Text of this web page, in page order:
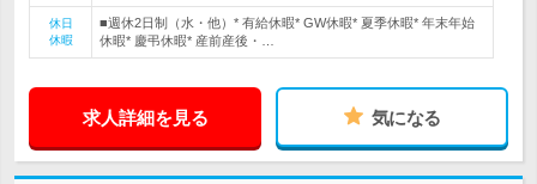
休日
休暇
■週休2日制（水・他）* 有給休暇* GW休暇* 夏季休暇* 年末年始
休暇* 慶弔休暇* 産前産後・…
求人詳細を見る 気になる